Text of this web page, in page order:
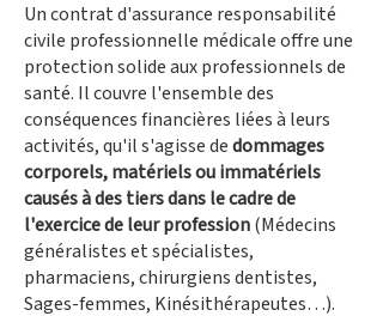
Un contrat d'assurance responsabilité
civile professionnelle médicale offre une
protection solide aux professionnels de
santé. Il couvre l'ensemble des
conséquences financières liées à leurs
activités, qu'il s'agisse dedommages
corporels, matériels ou immatériels
causés à des tiers dans le cadre de
l'exercice de leur profession(Médecins
généralistes et spécialistes,
pharmaciens, chirurgiens dentistes,
Sages-femmes, Kinésithérapeutes…).